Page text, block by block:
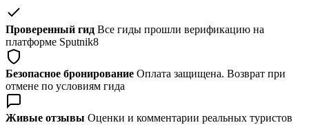
Проверенный гид Все гиды прошли верификацию на
платформе Sputnik8
Безопасное бронирование Оплата защищена. Возврат при
отмене по условиям гида
Живые отзывы Оценки и комментарии реальных туристов